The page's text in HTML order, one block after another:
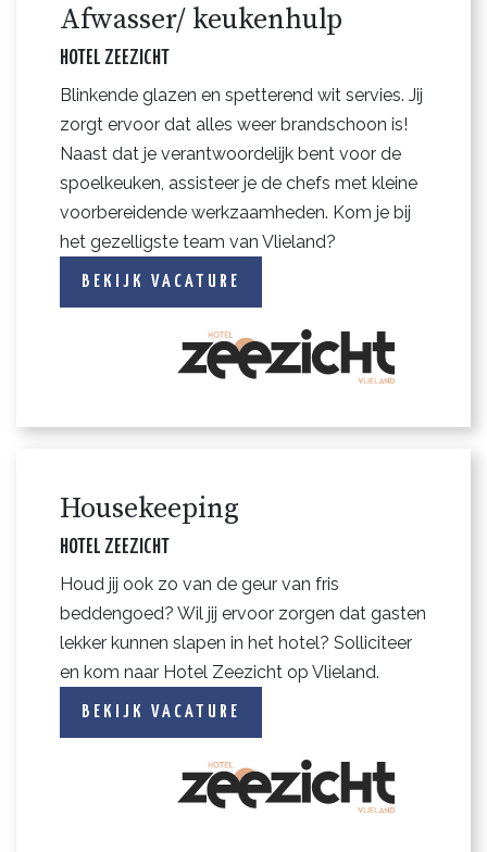
Afwasser/ keukenhulp
HOTEL ZEEZICHT
Blinkende glazen en spetterend wit servies. Jij
zorgt ervoor dat alles weer brandschoon is!
Naast dat je verantwoordelijk bent voor de
spoelkeuken, assisteer je de chefs met kleine
voorbereidende werkzaamheden. Kom je bij
het gezelligste team van Vlieland?
BEKIJK VACATURE
Housekeeping
HOTEL ZEEZICHT
Houd jij ook zo van de geur van fris
beddengoed? Wil jij ervoor zorgen dat gasten
lekker kunnen slapen in het hotel? Solliciteer
en kom naar Hotel Zeezicht op Vlieland.
BEKIJK VACATURE